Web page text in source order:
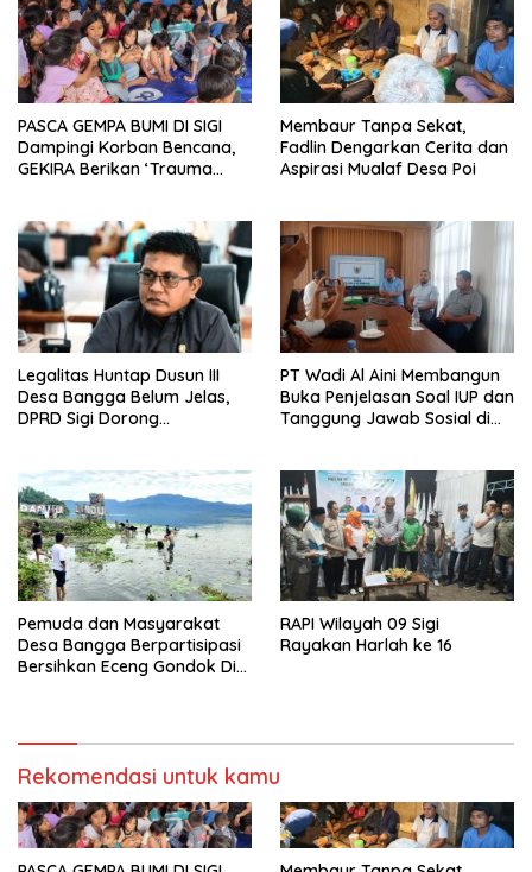
PASCA GEMPA BUMI DI SIGI
Dampingi Korban Bencana,
GEKIRA Berikan ‘Trauma
Membaur Tanpa Sekat,
Fadlin Dengarkan Cerita dan
Aspirasi Mualaf Desa Poi
Legalitas Huntap Dusun III
Desa Bangga Belum Jelas,
DPRD Sigi Dorong
PT Wadi Al Aini Membangun
Buka Penjelasan Soal IUP dan
Tanggung Jawab Sosial di
Pemuda dan Masyarakat
Desa Bangga Berpartisipasi
Bersihkan Eceng Gondok Di
RAPI Wilayah 09 Sigi
Rayakan Harlah ke 16
Rekomendasi untuk kamu